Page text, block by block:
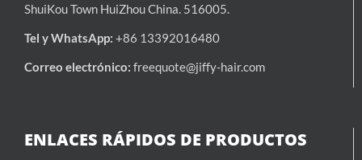
ShuiKou Town HuiZhou China. 516005.
Tel y WhatsApp: +86 13392016480
Correo electrónico: freequote@jiffy-hair.com
ENLACES RÁPIDOS DE PRODUCTOS